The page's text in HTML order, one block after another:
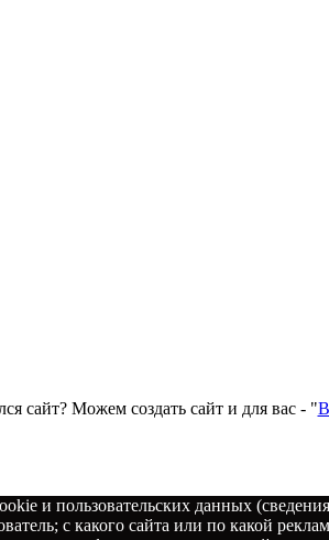
сайт? Можем создать сайт и для вас - "
и пользовательских данных
с какого сайта или по какой